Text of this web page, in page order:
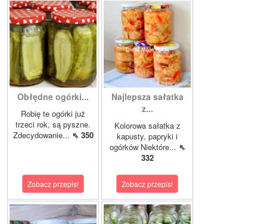
Obłędne ogórki...
Robię te ogórki już
trzeci rok, są pyszne.
Zdecydowanie... ⇖ 350
Zobacz przepis!
Najlepsza sałatka
z...
Kolorowa sałatka z
kapusty, papryki i
ogórków Niektóre... ⇖
332
Zobacz przepis!